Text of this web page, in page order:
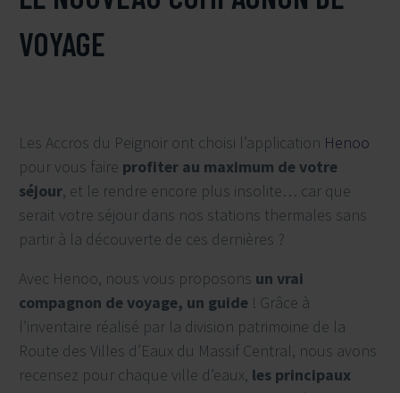
VOYAGE
Les Accros du Peignoir ont choisi l’application Henoo
pour vous faire profiter au maximum de votre
séjour, et le rendre encore plus insolite… car que
serait votre séjour dans nos stations thermales sans
partir à la découverte de ces dernières ?
Avec Henoo, nous vous proposons un vrai
compagnon de voyage, un guide ! Grâce à
l’inventaire réalisé par la division patrimoine de la
Route des Villes d’Eaux du Massif Central, nous avons
recensez pour chaque ville d’eaux, les principaux